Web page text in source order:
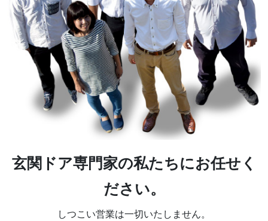
玄関ドア専門家の私たちにお任せく
ださい。
しつこい営業は一切いたしません。